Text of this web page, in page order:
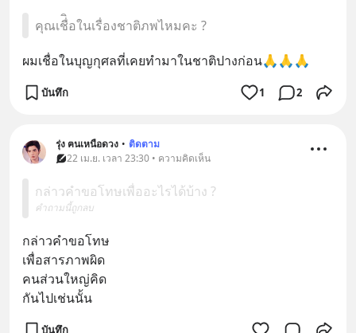
คุณเชื่ิอในเรื่องชาติภพไหมคะ ?
ผมเชื่อในบุญกุศลที่เคยทำมาในชาติปางก่อน🙏🙏🙏
บันทึก 1 2
รุ่ง ฅนเหนือดวง • ติดตาม
22 เม.ย. เวลา 23:30 • ความคิดเห็น
กล่าวคำขอโทษเพื่ออะไรได้บ้าง ?
คำถามนี้ถูกลบ
กล่าวคำขอโทษ
เพื่อสารภาพผิด
คนส่วนใหญ่คิด
กันไปเช่นนั้น
บันทึก